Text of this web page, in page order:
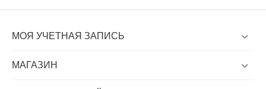
МОЯ УЧЕТНАЯ ЗАПИСЬ
МАГАЗИН